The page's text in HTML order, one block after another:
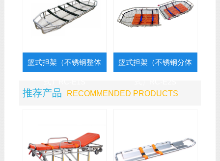
篮式担架（不锈钢整体 篮式担架（不锈钢分体
推荐产品 RECOMMENDED PRODUCTS